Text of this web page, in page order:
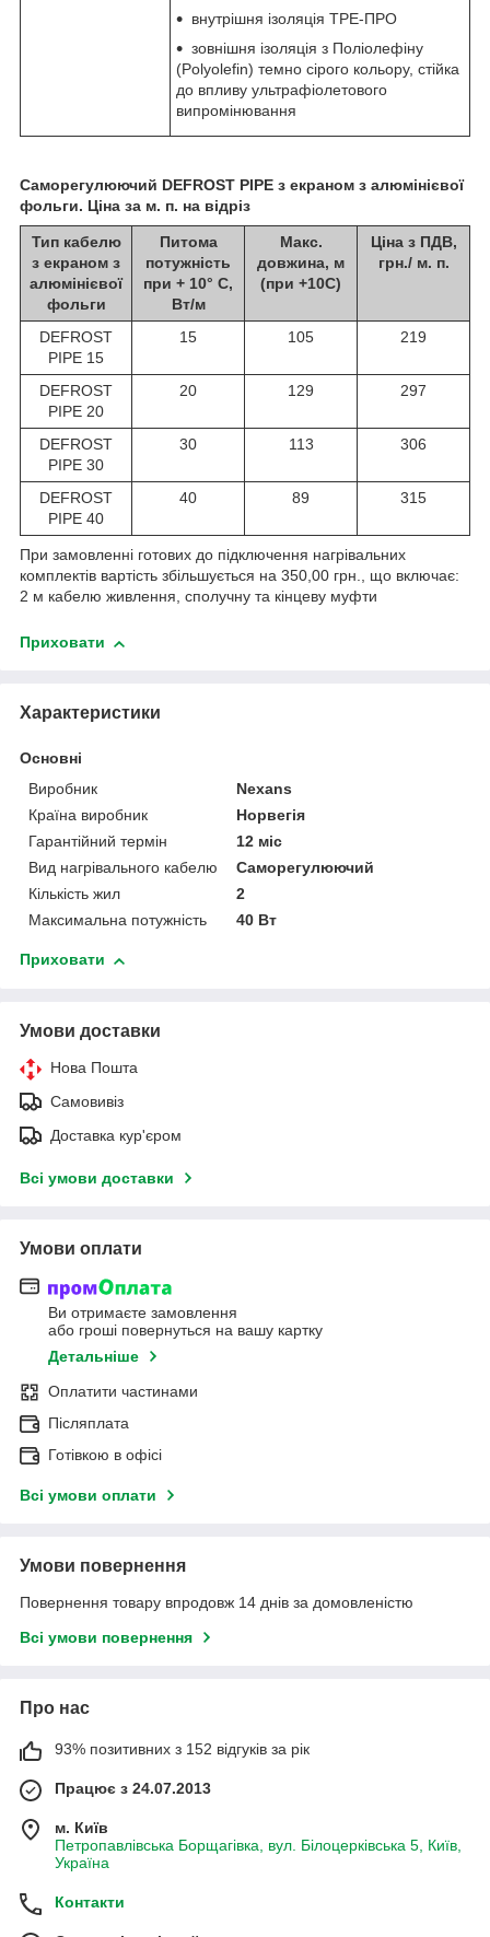
внутрішня ізоляція TPE-ПРО
зовнішня ізоляція з Поліолефіну
(Polyolefin) темно сірого кольору, стійка
до впливу ультрафіолетового
випромінювання
Саморегулюючий DEFROST PIPE з екраном з алюмінієвої
фольги. Ціна за м. п. на відріз
Тип кабелю
з екраном з
алюмінієвої
фольги
Питома
потужність
при + 10° C,
Вт/м
Макс.
довжина, м
(при +10С)
Ціна з ПДВ,
грн./ м. п.
DEFROST
PIPE 15
15 105 219
DEFROST
PIPE 20
20 129 297
DEFROST
PIPE 30
30 113 306
DEFROST
PIPE 40
40 89 315
При замовленні готових до підключення нагрівальних
комплектів вартість збільшується на 350,00 грн., що включає:
2 м кабелю живлення, сполучну та кінцеву муфти
Приховати
Характеристики
Основні
Виробник
Nexans
Країна виробник
Норвегія
Гарантійний термін
12 міс
Вид нагрівального кабелю
Саморегулюючий
Кількість жил
2
Максимальна потужність
40 Вт
Приховати
Умови доставки
Нова Пошта
Самовивіз
Доставка кур'єром
Всі умови доставки
Умови оплати
Ви отримаєте замовлення
або гроші повернуться на вашу картку
Детальніше
Оплатити частинами
Післяплата
Готівкою в офісі
Всі умови оплати
Умови повернення
Повернення товару впродовж 14 днів за домовленістю
Всі умови повернення
Про нас
93% позитивних з 152 відгуків за рік
Працює з 24.07.2013
м. Київ
Петропавлівська Борщагівка, вул. Білоцерківська 5, Київ,
Україна
Контакти